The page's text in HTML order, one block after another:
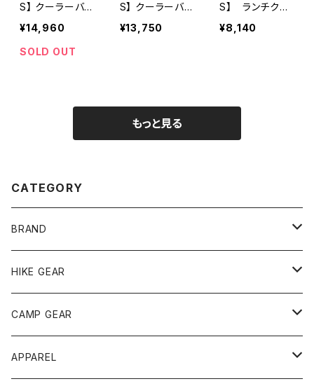
S】 クーラーバッ
グ 24パックキャ
ンバスソフトクー
ラー NAVY BL
¥14,960
SOLD OUT
S】 クーラーバッ
グ 24パックBLA
¥13,750
S】 ランチクー
ラー
¥8,140
もっと見る
CATEGORY
BRAND
andwander
ANOBA
AO COOLERS
HIKE GEAR
テント、シェルター
バックパック
CAMP GEAR
テント、タープ
APPAREL